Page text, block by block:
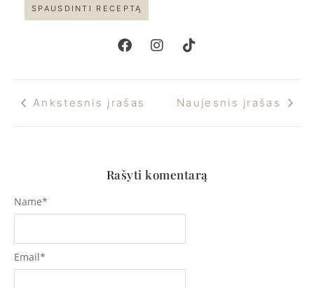
SPAUSDINTI RECEPTĄ
Ankstesnis įrašas Naujesnis įrašas
Rašyti komentarą
Name*
Email*